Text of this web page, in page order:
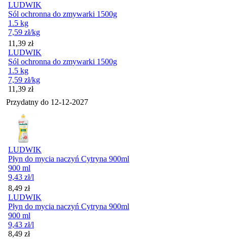
LUDWIK
Sól ochronna do zmywarki 1500g
1.5 kg
7,59 zł/kg
Cena
11,39 zł
LUDWIK
Sól ochronna do zmywarki 1500g
1.5 kg
7,59 zł/kg
Cena
11,39 zł
Przydatny do 12-12-2027
LUDWIK
Płyn do mycia naczyń Cytryna 900ml
900 ml
9,43 zł/l
Cena
8,49 zł
LUDWIK
Płyn do mycia naczyń Cytryna 900ml
900 ml
9,43 zł/l
Cena
8,49 zł